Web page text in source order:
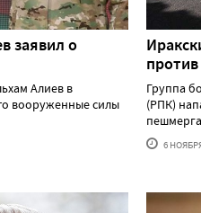
заявил о
Алиев в
вооруженные силы
Группа
(РПК)
6